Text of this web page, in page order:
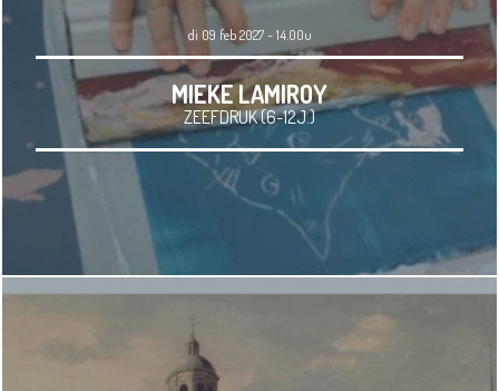
di 09 feb 2027 - 14.00u
MIEKE LAMIROY
ZEEFDRUK (6-12J.)